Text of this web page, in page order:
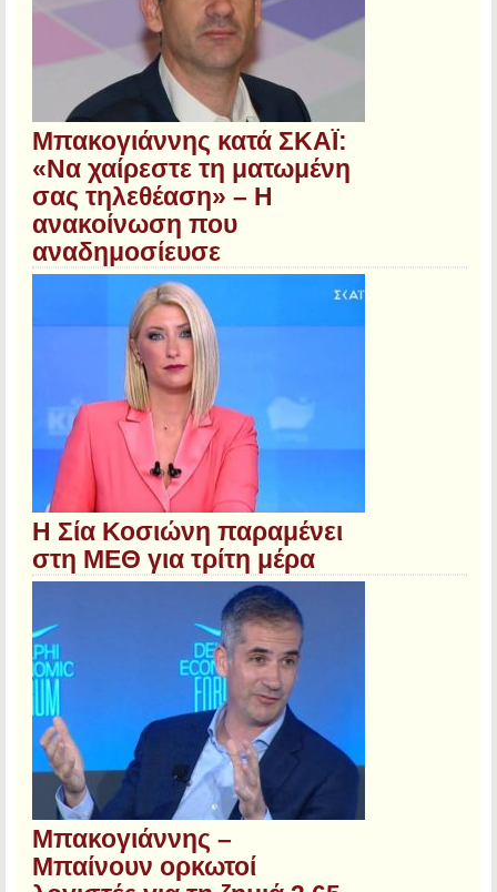
Μπακογιάννης κατά ΣΚΑΪ:
«Να χαίρεστε τη ματωμένη
σας τηλεθέαση» – Η
ανακοίνωση που
αναδημοσίευσε
Η Σία Κοσιώνη παραμένει
στη ΜΕΘ για τρίτη μέρα
Μπακογιάννης –
Μπαίνουν ορκωτοί